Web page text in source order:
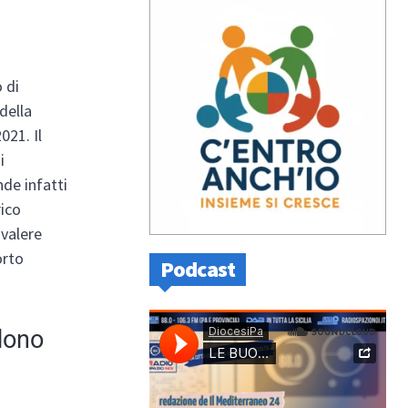
di
Il
infatti
Podcast